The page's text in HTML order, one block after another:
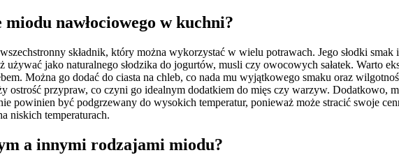
nawłociowego w kuchni?
składnik, który można wykorzystać w wielu potrawach. Jego słodki smak
jako naturalnego słodzika do jogurtów, musli czy owocowych sałatek. Warto
Można go dodać do ciasta na chleb, co nada mu wyjątkowego smaku oraz
ostrość przypraw, co czyni go idealnym dodatkiem do mięs czy warzyw. Dodatkowo,
powinien być podgrzewany do wysokich temperatur, ponieważ może stracić swoje
niskich temperaturach.
a innymi rodzajami miodu?